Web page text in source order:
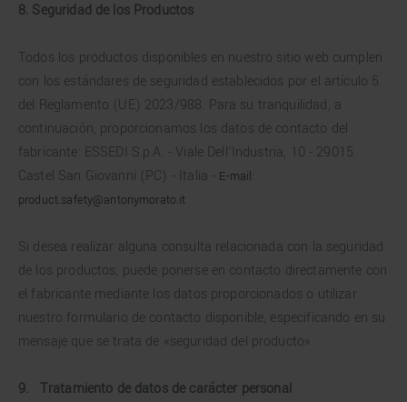
8. Seguridad de los Productos
Todos los productos disponibles en nuestro sitio web cumplen
con los estándares de seguridad establecidos por el artículo 5
del Reglamento (UE) 2023/988. Para su tranquilidad, a
continuación, proporcionamos los datos de contacto del
fabricante: ESSEDI S.p.A. - Viale Dell'Industria, 10 - 29015
Castel San Giovanni (PC) - Italia - E-mail:
product.safety@antonymorato.it
Si desea realizar alguna consulta relacionada con la seguridad
de los productos, puede ponerse en contacto directamente con
el fabricante mediante los datos proporcionados o utilizar
nuestro formulario de contacto disponible, especificando en su
mensaje que se trata de «seguridad del producto»
9. Tratamiento de datos de carácter personal